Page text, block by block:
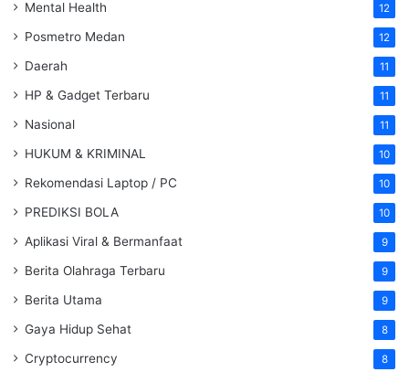
Mental Health 12
Posmetro Medan 12
Daerah 11
HP & Gadget Terbaru 11
Nasional 11
HUKUM & KRIMINAL 10
Rekomendasi Laptop / PC 10
PREDIKSI BOLA 10
Aplikasi Viral & Bermanfaat 9
Berita Olahraga Terbaru 9
Berita Utama 9
Gaya Hidup Sehat 8
Cryptocurrency 8